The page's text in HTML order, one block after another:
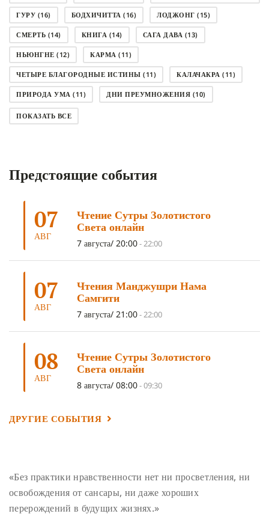
ГУРУ (16) БОДХИЧИТТА (16) ЛОДЖОНГ (15)
СМЕРТЬ (14) КНИГА (14) САГА ДАВА (13)
НЬЮНГНЕ (12) КАРМА (11)
ЧЕТЫРЕ БЛАГОРОДНЫЕ ИСТИНЫ (11) КАЛАЧАКРА (11)
ПРИРОДА УМА (11) ДНИ ПРЕУМНОЖЕНИЯ (10)
СОВЕТ(10)
АНАЛИТИЧЕСКАЯ МЕДИТАЦИЯ(7)
ТРИ ОСНОВЫ ПУТИ(5) ЛХАБАБ ДУЧЕН(5)
ОЧИСТИТЕЛЬНЫЕ ПРАКТИКИ(5)
УМ И ЕГО ПОТЕНЦИАЛ
ОТРЕЧЕНИЕ
ПОДНОШЕНИЯ (4) ВОСЕМЬ СТРОФ(4)
ГАНДЕН ЛХАГЬЯМА(3) РАВНОСТНОСТЬ
ШАМАТХА(3) НИРВАНА(3) СХЕМЫ ЛАМРИМА(3)
ТРЕНИРОВКА УМА МОНАШЕСТВО
ПРЕДВАРИТЕЛЬНЫЕ ПРАКТИКИ(3)
ЧОКОР ДЮЧЕН (3) ПОСВЯЩЕНИЕ (2)
ПРОИСХОЖДЕНИЯ(2)
ПАМЯТКА ПРАДЖНЯПАРАМИТА (2)
ПОКАЗАТЬ ВСЕ
Предстоящие события
07
АВГ
Чтение Сутры Золотистого
Света онлайн
7 августа/ 20:00- 22:00
07
АВГ
Чтения Манджушри Нама
Самгити
7 августа/ 21:00- 22:00
08
АВГ
Чтение Сутры Золотистого
Света онлайн
8 августа/ 08:00-09:30
ДРУГИЕ СОБЫТИЯ
«Без практики нравственности нет ни просветления, ни
освобождения от сансары, ни даже хороших
перерождений в будущих жизнях.»